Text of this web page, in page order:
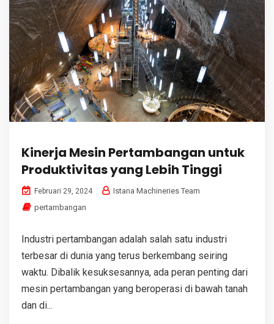
Kinerja Mesin Pertambangan untuk
Produktivitas yang Lebih Tinggi
Februari 29, 2024
Istana Machineries Team
pertambangan
Industri pertambangan adalah salah satu industri
terbesar di dunia yang terus berkembang seiring
waktu. Dibalik kesuksesannya, ada peran penting dari
mesin pertambangan yang beroperasi di bawah tanah
dan di...